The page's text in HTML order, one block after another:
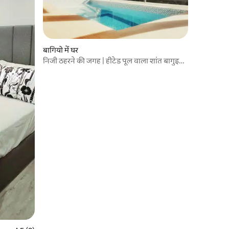
बागियो में घर
निजी ठहरने की जगह | हीटेड पूल वाला शांत बागुइओ